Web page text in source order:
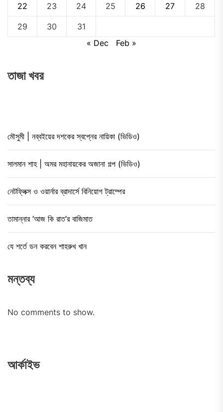
22 23 24 25 26 27 28
29 30
31
« Dec
Feb »
তাজা খবর
মৌসুমী | নব্বইয়ের দশকের স্বপ্নের নায়িকা (ভিডিও)
সালমান শাহ | অমর মহানায়কের অজানা গল্প (ভিডিও)
নেটফ্লিক্স ও ওয়ার্নার ব্রাদার্সে বিনিয়োগ ট্রাম্পের
তামান্নার ‘আজ কি রাত’র বাজিমাত
যে শর্তে ডন করবেন শাহরুখ খান
মন্তব্য
No comments to show.
আর্কাইভ